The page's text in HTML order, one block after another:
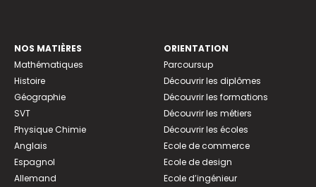
NOS MATIÈRES
Mathématiques
Histoire
Géographie
SVT
Physique Chimie
Anglais
Espagnol
Allemand
ORIENTATION
Parcoursup
Découvrir les diplômes
Découvrir les formations
Découvrir les métiers
Découvrir les écoles
Ecole de commerce
Ecole de design
Ecole d’ingénieur